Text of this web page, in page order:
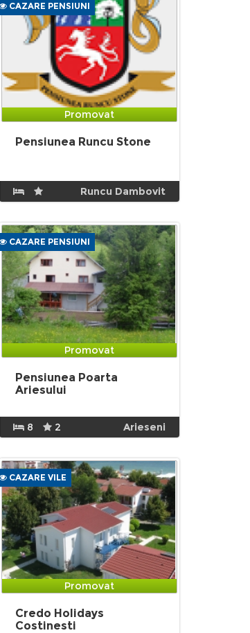
CAZARE PENSIUNI
Promovat
Pensiunea Runcu Stone
Runcu Dambovit
CAZARE PENSIUNI
Promovat
Pensiunea Poarta
Ariesului
8 2 Arieseni
CAZARE VILE
Promovat
Credo Holidays
Costinesti